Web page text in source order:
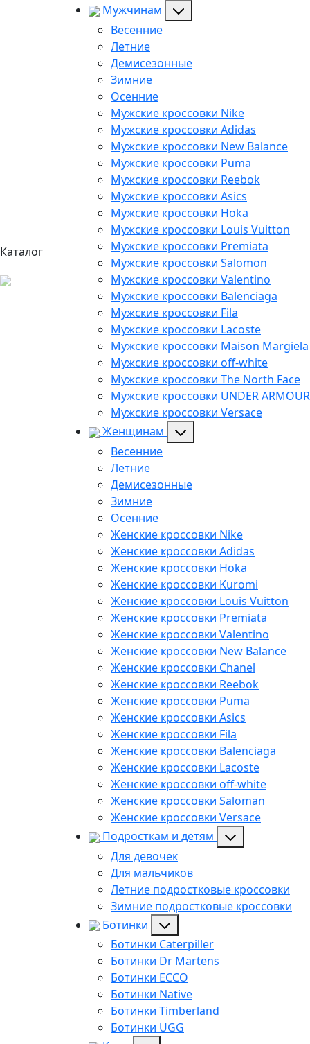
Каталог
Мужчинам
Весенние
Летние
Демисезонные
Зимние
Осенние
Мужские кроссовки Nike
Мужские кроссовки Adidas
Мужские кроссовки New Balance
Мужские кроссовки Puma
Мужские кроссовки Reebok
Мужские кроссовки Asics
Мужские кроссовки Hoka
Мужские кроссовки Louis Vuitton
Мужские кроссовки Premiata
Мужские кроссовки Salomon
Мужские кроссовки Valentino
Мужские кроссовки Balenciaga
Мужские кроссовки Fila
Мужские кроссовки Lacoste
Мужские кроссовки Maison Margiela
Мужские кроссовки off-white
Мужские кроссовки The North Face
Мужские кроссовки UNDER ARMOUR
Мужские кроссовки Versace
Женщинам
Весенние
Летние
Демисезонные
Зимние
Осенние
Женские кроссовки Nike
Женские кроссовки Adidas
Женские кроссовки Hoka
Женские кроссовки Kuromi
Женские кроссовки Louis Vuitton
Женские кроссовки Premiata
Женские кроссовки Valentino
Женские кроссовки New Balance
Женские кроссовки Chanel
Женские кроссовки Reebok
Женские кроссовки Puma
Женские кроссовки Asics
Женские кроссовки Fila
Женские кроссовки Balenciaga
Женские кроссовки Lacoste
Женские кроссовки off-white
Женские кроссовки Saloman
Женские кроссовки Versace
Подросткам и детям
Для девочек
Для мальчиков
Летние подростковые кроссовки
Зимние подростковые кроссовки
Ботинки
Ботинки Caterpiller
Ботинки Dr Martens
Ботинки ECCO
Ботинки Native
Ботинки Timberland
Ботинки UGG